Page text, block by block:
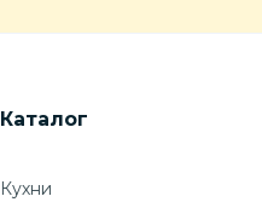
Каталог
Кухни